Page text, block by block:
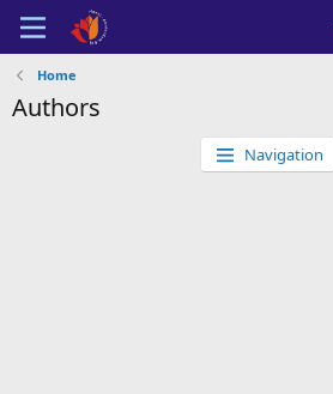
Home
Authors
Navigation